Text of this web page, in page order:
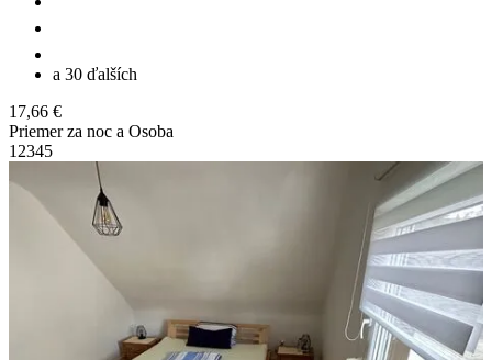
a 30 ďalších
17,66 €
Priemer za noc a Osoba
1 2345